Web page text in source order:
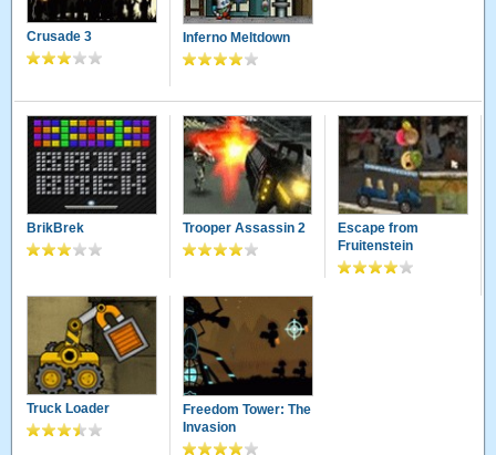
Crusade 3 Inferno Meltdown
BrikBrek Trooper Assassin 2
Escape from
Fruitenstein
Truck Loader
Freedom Tower: The
Invasion